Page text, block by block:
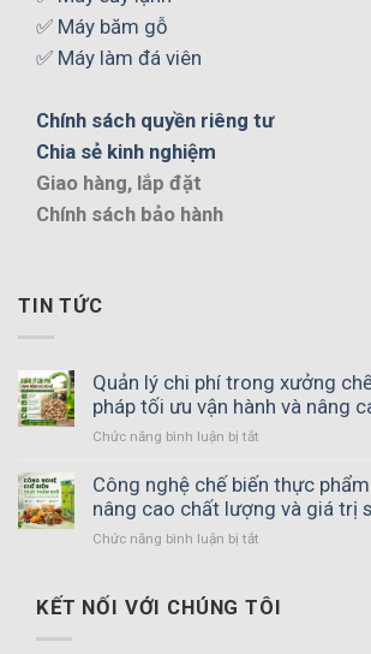
✅ Máy băm gỗ
✅ Máy làm đá viên
Chính sách quyền riêng tư
Chia sẻ kinh nghiệm
Giao hàng, lắp đặt
Chính sách bảo hành
TIN TỨC
Quản lý chi phí trong xưởng
pháp tối ưu vận hành và nâng
Chức năng bình luận bị tắt
lý
phí
biến
Công nghệ chế biến thực
nâng cao chất lượng và giá trị
Chức năng bình luận bị tắt
chế
KẾT NỐI VỚI CHÚNG TÔI